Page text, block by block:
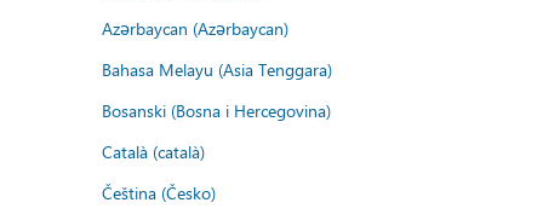
Azərbaycan (Azərbaycan)
Bahasa Melayu (Asia Tenggara)
Bosanski (Bosna i Hercegovina)
Català (català)
Čeština (Česko)